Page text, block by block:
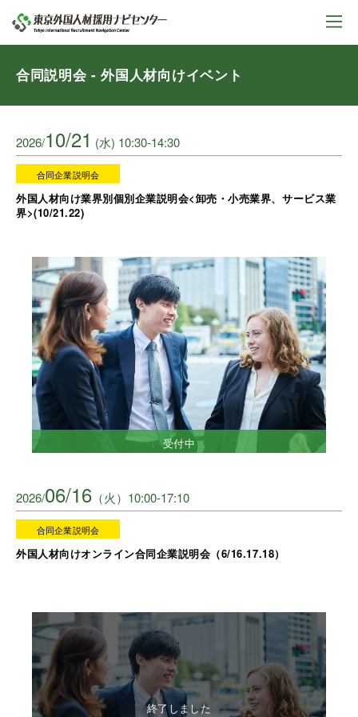
合同説明会 - 外国人材向けイベント
2026/10/21 (水) 10:30-14:30
合同企業説明会
外国人材向け業界別個別企業説明会<卸売・小売業界、サービス業
界>(10/21.22)
受付中
2026/06/16 （火）10:00-17:10
合同企業説明会
外国人材向けオンライン合同企業説明会（6/16.17.18）
終了しました